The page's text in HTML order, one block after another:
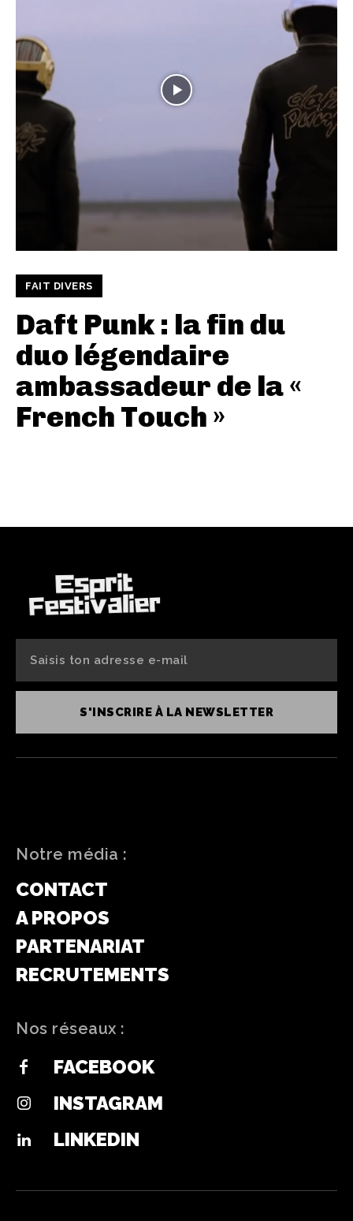
FAIT DIVERS
Daft Punk : la fin du
duo légendaire
ambassadeur de la «
French Touch »
S'INSCRIRE À LA NEWSLETTER
Notre média :
CONTACT
A PROPOS
PARTENARIAT
RECRUTEMENTS
Nos réseaux :
FACEBOOK
INSTAGRAM
LINKEDIN